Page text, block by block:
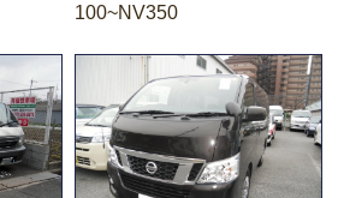
100~NV350